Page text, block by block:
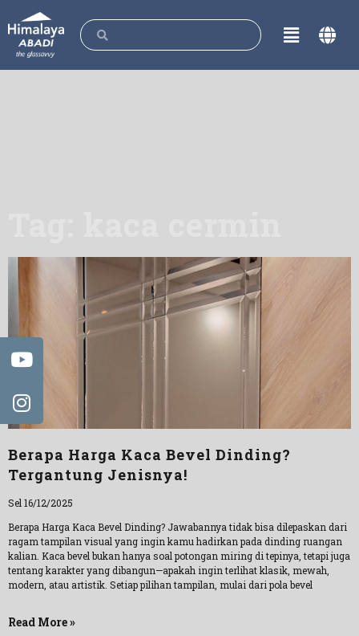
Berapa Harga Kaca Bevel Dinding?
Tergantung Jenisnya!
Sel 16/12/2025
Berapa Harga Kaca Bevel Dinding? Jawabannya tidak bisa dilepaskan dari
ragam tampilan visual yang ingin kamu hadirkan pada dinding ruangan
kalian. Kaca bevel bukan hanya soal potongan miring di tepinya, tetapi juga
tentang karakter yang dibangun—apakah ingin terlihat klasik, mewah,
modern, atau artistik. Setiap pilihan tampilan, mulai dari pola bevel
Read More »